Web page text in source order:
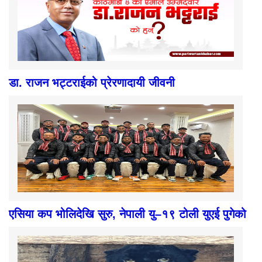
डा. राजन भट्टराईको प्रेरणादायी जीवनी
एसिया कप भोलिदेखि सुरु, नेपाली यु–१९ टोली युएई पुगेको